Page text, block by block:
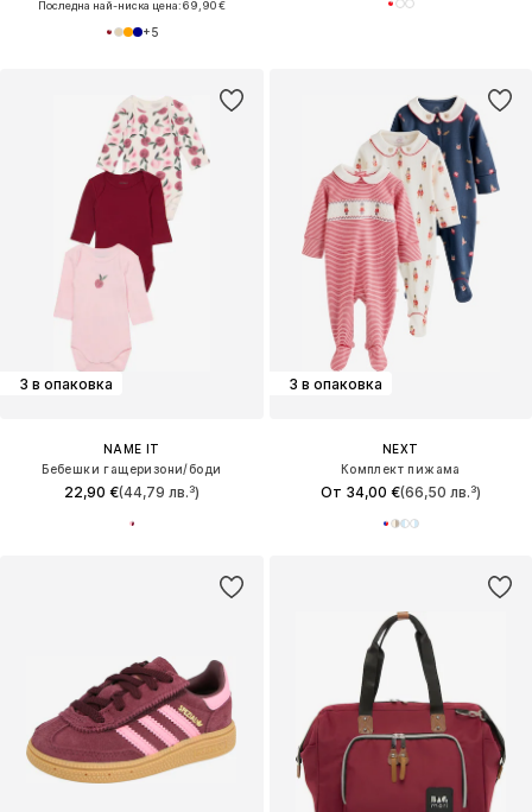
Последна най-ниска цена:69,90 €
+5
3 в опаковка
NAME IT
Бебешки гащеризони/боди
22,90 €(44,79 лв.³)
3 в опаковка
NEXT
Комплект пижама
От 34,00 €(66,50 лв.³)